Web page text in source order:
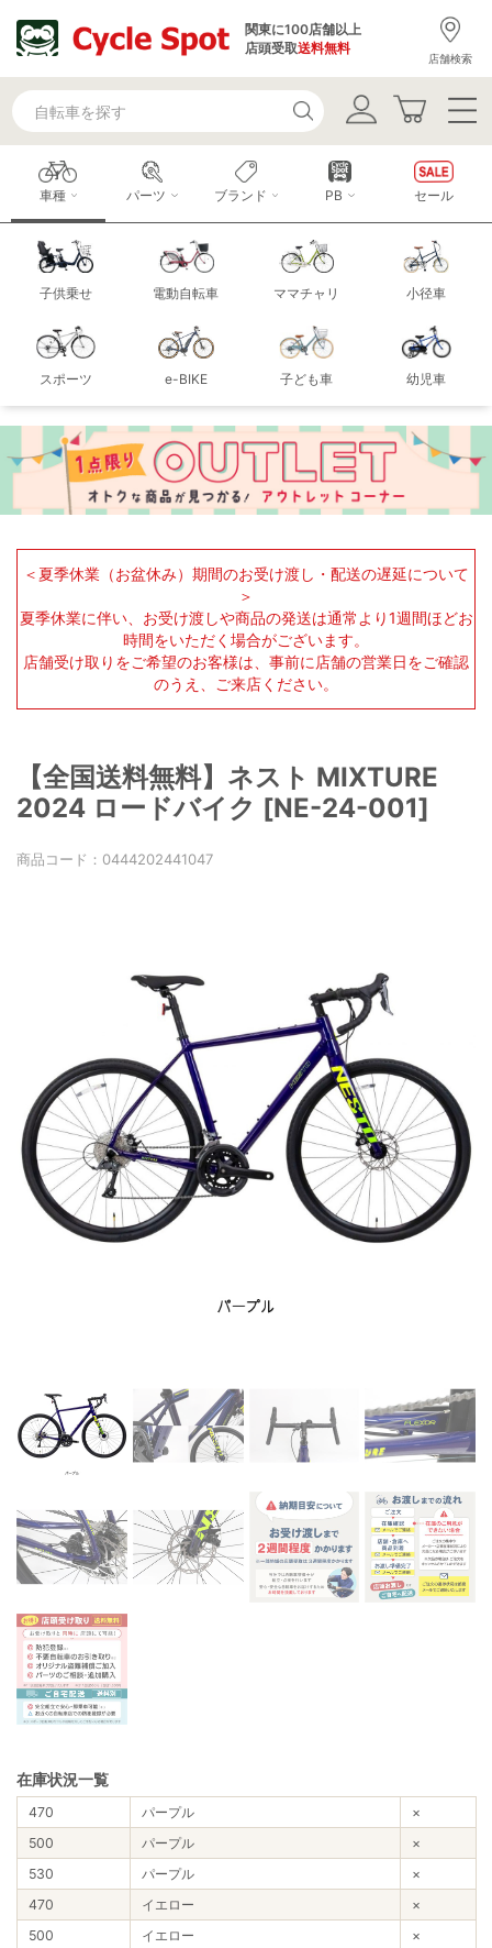
関東に100店舗以上
店頭受取送料無料
店舗検索
車種
子供乗せ 電動自転車 ママチャリ 小径車
スポーツ e-BIKE 子ども車 幼児車
パーツ ブランド PB セール
＜夏季休業（お盆休み）期間のお受け渡し・配送の遅延について
＞
夏季休業に伴い、お受け渡しや商品の発送は通常より1週間ほどお
時間をいただく場合がございます。
店舗受け取りをご希望のお客様は、事前に店舗の営業日をご確認
のうえ、ご来店ください。
【全国送料無料】ネスト MIXTURE
2024 ロードバイク [NE-24-001]
商品コード： 0444202441047
在庫状況一覧
470 パープル
×
500
パープル
×
530
パープル
×
470
イエロー
×
500
イエロー
×